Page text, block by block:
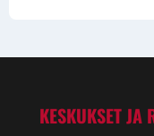
KESKUKSET JA